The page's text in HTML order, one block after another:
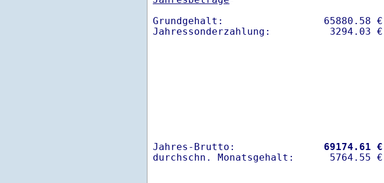
Grundgehalt:                 65880.58 €
Jahres-Brutto: 69174.61 €